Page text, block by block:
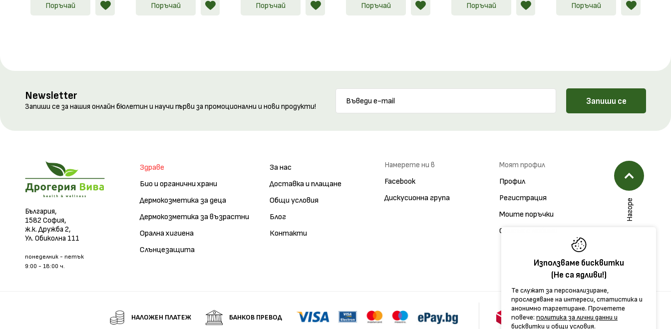
Използваме бисквитки
(Не са ядливи!)
Те служат за персонализиране,
проследяване на интереси, статистика и
анонимно таргетиране. Прочетете
повече: политика за лични данни и
бисквитки и общи условия.
Поръчай Поръчай Поръчай Поръчай Поръчай Поръчай
Newsletter
Запиши се за нашия онлайн бюлетин и научи първи за промоционални и нови продукти!
Запиши се
България,
1582 София,
ж.к. Дружба 2,
Ул. Обиколна 111
понеделник - петък
9:00 - 18:00 ч.
Здраве
Био и органични храни
Дермокозметика за деца
Дермокозметика за възрастни
Орална хигиена
Слънцезащита
За нас
Доставка и плащане
Общи условия
Блог
Контакти
Намерете ни в
Facebook
Дискусионна група
Моят профил
Профил
Регистрация
Моите поръчки
Списък с любими
Нагоре
НАЛОЖЕН ПЛАТЕЖ БАНКОВ ПРЕВОД